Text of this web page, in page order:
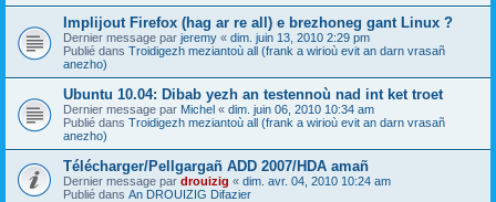
Implijout Firefox (hag ar re all) e brezhoneg gant Linux ?
Dernier message par jeremy « dim. juin 13, 2010 2:29 pm
Publié dans Troidigezh meziantoù all (frank a wirioù evit an darn vrasañ
anezho)
Ubuntu 10.04: Dibab yezh an testennoù nad int ket troet
Dernier message par Michel « dim. juin 06, 2010 10:34 am
Publié dans Troidigezh meziantoù all (frank a wirioù evit an darn vrasañ
anezho)
Télécharger/Pellgargañ ADD 2007/HDA amañ
Dernier message par drouizig « dim. avr. 04, 2010 10:24 am
Publié dans An DROUIZIG Difazier